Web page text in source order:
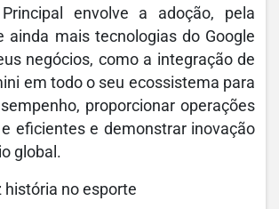
envolve a adoção, pela
ainda mais tecnologias do Google
negócios, como a integração de
em todo o seu ecossistema para
proporcionar operações
eficientes e demonstrar inovação
global.
história no esporte